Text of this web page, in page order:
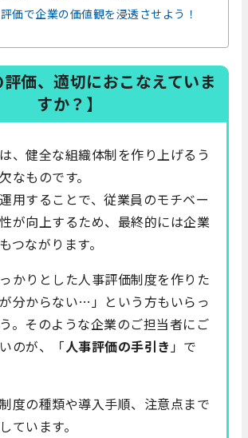
価で企業の価値観を浸透させよう！
評価、適切におこなえていま
すか？】
、健全な組織体制を作り上げるう
なものです。
用することで、従業員のモチベー
が向上するため、最終的には企業
つながります。
かりとした人事評価制度を作りた
分からない…」という方もいらっ
。そのような企業のご担当者にご
のが、「人事評価の手引き」で
度の種類や導入手順、注意点まで
ています。